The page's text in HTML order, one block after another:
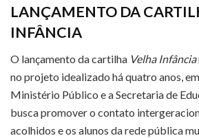
LANÇAMENTO DA
INFÂNCIA
O lançamento da cartilha Velha Infância
no projeto idealizado há quatro anos,
Ministério Público e a Secretaria de
busca promover o contato
acolhidos e os alunos da rede pública